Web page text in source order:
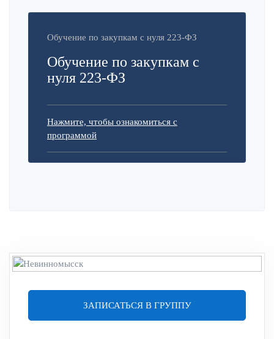
Обучение по закупкам с нуля 223-ФЗ
Обучение по закупкам с
нуля 223-ФЗ
Нажмите, чтобы ознакомиться с
программой
ЗАПИСАТЬСЯ В ГРУППУ